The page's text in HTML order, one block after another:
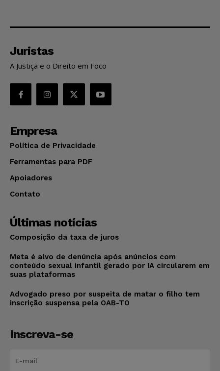
Juristas
A Justiça e o Direito em Foco
Empresa
Política de Privacidade
Ferramentas para PDF
Apoiadores
Contato
Últimas notícias
Composição da taxa de juros
Meta é alvo de denúncia após anúncios com
conteúdo sexual infantil gerado por IA circularem em
suas plataformas
Advogado preso por suspeita de matar o filho tem
inscrição suspensa pela OAB-TO
Inscreva-se